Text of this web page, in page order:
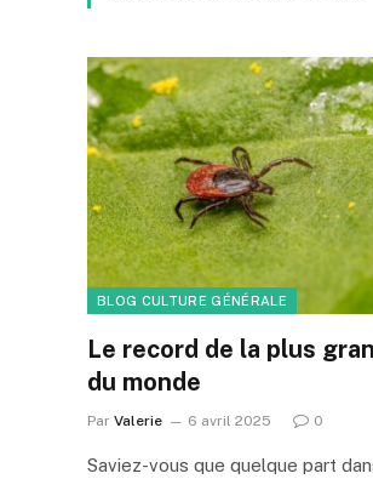
BLOG CULTURE GÉNÉRALE
Le record de la plus
du monde
Par Valerie 6 avril 2025 0
Saviez-vous que quelque part